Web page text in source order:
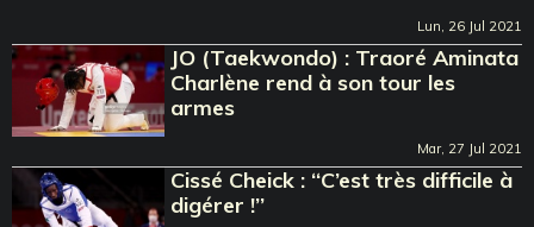
Lun, 26 Jul 2021
JO (Taekwondo) : Traoré Aminata
Charlène rend à son tour les
armes
Mar, 27 Jul 2021
Cissé Cheick : ‘‘C’est très difficile à
digérer !’’